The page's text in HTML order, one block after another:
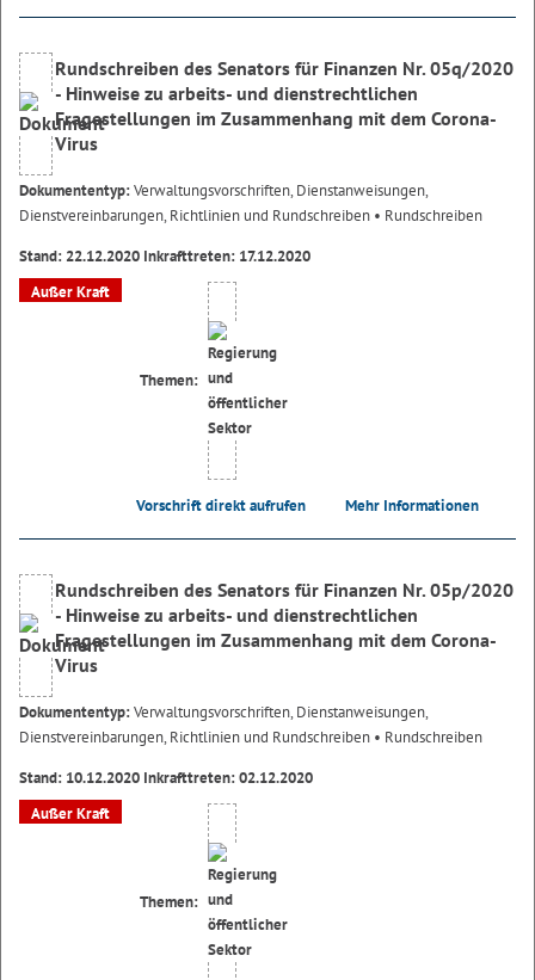
Rundschreiben des Senators für Finanzen Nr. 05q/2020
- Hinweise zu arbeits- und dienstrechtlichen
Fragestellungen im Zusammenhang mit dem Corona-
Virus
Dokumententyp:Verwaltungsvorschriften, Dienstanweisungen,
Dienstvereinbarungen, Richtlinien und Rundschreiben • Rundschreiben
Stand: 22.12.2020 Inkrafttreten: 17.12.2020
Außer Kraft
Themen:
Vorschrift direkt aufrufen Mehr Informationen
Rundschreiben des Senators für Finanzen Nr. 05p/2020
- Hinweise zu arbeits- und dienstrechtlichen
Fragestellungen im Zusammenhang mit dem Corona-
Virus
Dokumententyp:Verwaltungsvorschriften, Dienstanweisungen,
Dienstvereinbarungen, Richtlinien und Rundschreiben • Rundschreiben
Stand: 10.12.2020 Inkrafttreten: 02.12.2020
Außer Kraft
Themen: